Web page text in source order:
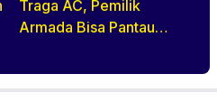
Traga AC, Pemilik
Armada Bisa Pantau
Realtime